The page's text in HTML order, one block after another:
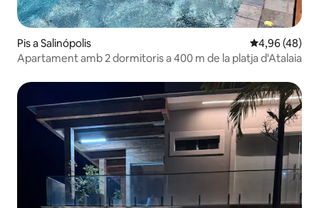
Pis a Salinópolis 4,96 de
4,96 (48)
Apartament amb 2 dormitoris a 400 m de la platja d'Atalaia